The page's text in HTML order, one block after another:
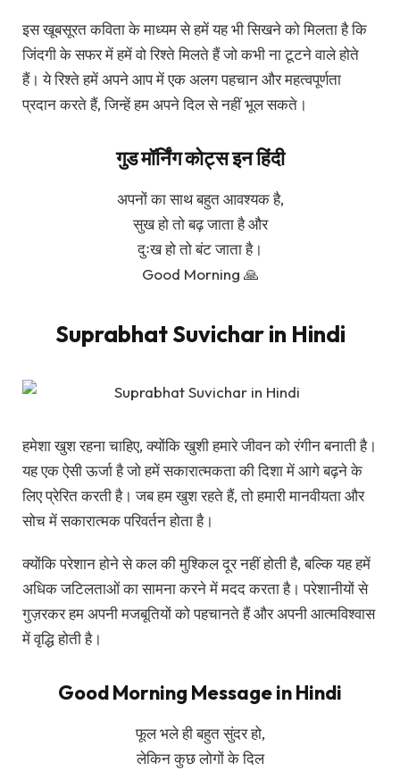
इस खूबसूरत कविता के माध्यम से हमें यह भी सिखने को मिलता है कि
जिंदगी के सफर में हमें वो रिश्ते मिलते हैं जो कभी ना टूटने वाले होते
हैं। ये रिश्ते हमें अपने आप में एक अलग पहचान और महत्वपूर्णता
प्रदान करते हैं, जिन्हें हम अपने दिल से नहीं भूल सकते।
गुड मॉर्निंग कोट्स इन हिंदी
अपनों का साथ बहुत आवश्यक है,
सुख हो तो बढ़ जाता है और
दुःख हो तो बंट जाता है।
Good Morning 🙏
Suprabhat Suvichar in Hindi
हमेशा खुश रहना चाहिए, क्योंकि खुशी हमारे जीवन को रंगीन बनाती है।
यह एक ऐसी ऊर्जा है जो हमें सकारात्मकता की दिशा में आगे बढ़ने के
लिए प्रेरित करती है। जब हम खुश रहते हैं, तो हमारी मानवीयता और
सोच में सकारात्मक परिवर्तन होता है।
क्योंकि परेशान होने से कल की मुश्किल दूर नहीं होती है, बल्कि यह हमें
अधिक जटिलताओं का सामना करने में मदद करता है। परेशानीयों से
गुज़रकर हम अपनी मजबूतियों को पहचानते हैं और अपनी आत्मविश्वास
में वृद्धि होती है।
Good Morning Message in Hindi
फूल भले ही बहुत सुंदर हो,
लेकिन कुछ लोगों के दिल